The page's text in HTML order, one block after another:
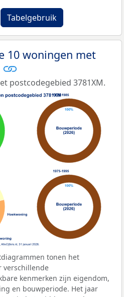
Tabelgebruik
10 woningen met
postcodegebied 3781XM.
tonen het
verschillende
kenmerken zijn eigendom,
en bouwperiode. Het jaar